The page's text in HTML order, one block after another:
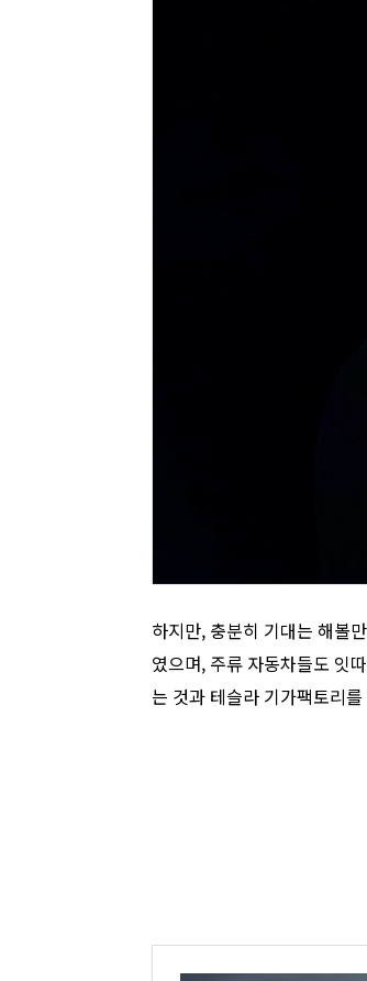
하지만, 충분히 기대는 해볼
였으며, 주류 자동차들도 잇
는 것과 테슬라 기가팩토리